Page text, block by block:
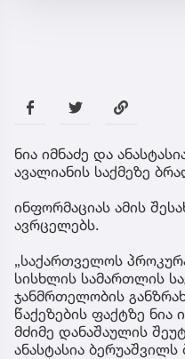
ნია იმნაძე და
ავალიანის საქმეზე
ინფორმაციას ამის
ავრცელებს.
„საქართველოს
სისხლის სამართლის
ჯანმრთელობის
წაქეზების ფაქტზე ნია
მძიმე დანაშაულის
ანასტასია